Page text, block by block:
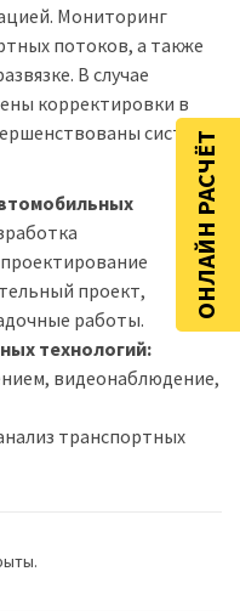
Мониторинг
потоков, а также
В случае
корректировки в
системы
проект,
работы.
технологий:
видеонаблюдение,
транспортных
ОНЛАЙН РАСЧЁТ